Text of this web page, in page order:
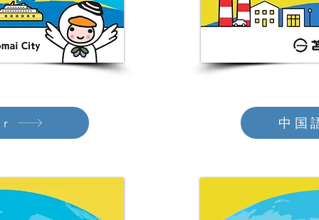
中国